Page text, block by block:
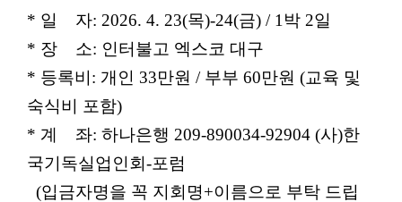
* 일 자: 2026. 4. 23(목)-24(금) / 1박 2일
* 장 소: 인터불고 엑스코 대구
* 등록비: 개인 33만원 / 부부 60만원 (교육 및
숙식비 포함)
* 계 좌: 하나은행 209-890034-92904 (사)한
국기독실업인회-포럼
(입금자명을 꼭 지회명+이름으로 부탁 드립